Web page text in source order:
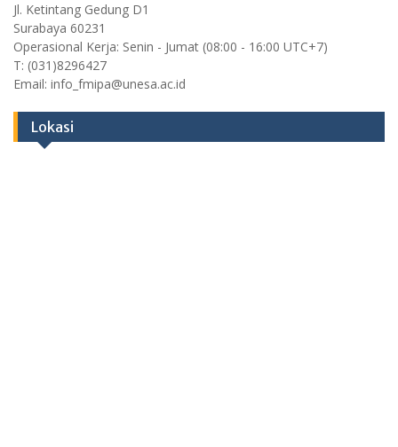
Jl. Ketintang Gedung D1
Surabaya 60231
Operasional Kerja: Senin - Jumat (08:00 - 16:00 UTC+7)
T: (031)8296427
Email: info_fmipa@unesa.ac.id
Lokasi